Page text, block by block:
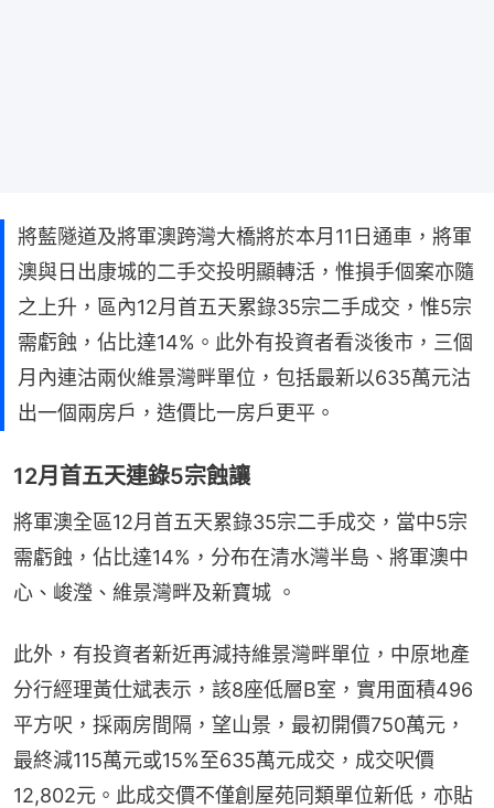
將藍隧道及將軍澳跨灣大橋將於本月11日通車，將軍
澳與日出康城的二手交投明顯轉活，惟損手個案亦隨
之上升，區內12月首五天累錄35宗二手成交，惟5宗
需虧蝕，佔比達14%。此外有投資者看淡後市，三個
月內連沽兩伙維景灣畔單位，包括最新以635萬元沽
出一個兩房戶，造價比一房戶更平。
12月首五天連錄5宗蝕讓
將軍澳全區12月首五天累錄35宗二手成交，當中5宗
需虧蝕，佔比達14%，分布在清水灣半島、將軍澳中
心、峻瀅、維景灣畔及新寶城 。
此外，有投資者新近再減持維景灣畔單位，中原地產
分行經理黃仕斌表示，該8座低層B室，實用面積496
平方呎，採兩房間隔，望山景，最初開價750萬元，
最終減115萬元或15%至635萬元成交，成交呎價
12,802元。此成交價不僅創屋苑同類單位新低，亦貼